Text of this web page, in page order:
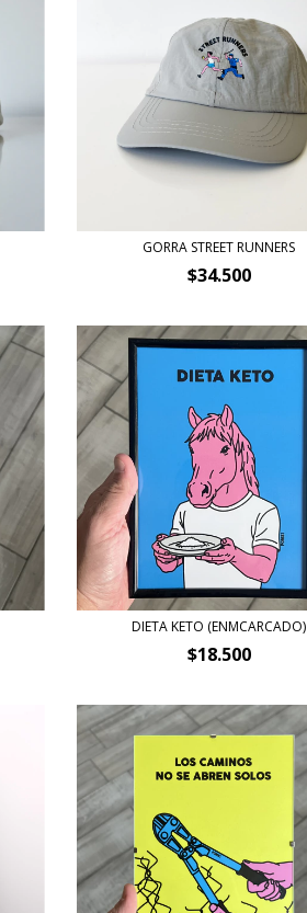
GORRA STREET RUNNERS
$34.500
DIETA KETO (ENMCARCADO)
$18.500